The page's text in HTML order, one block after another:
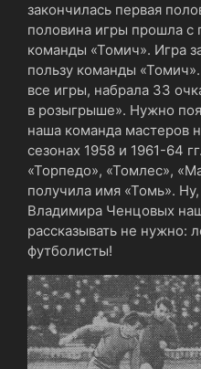
закончилась первая
половина игры прошла
команды «Томич». Игра
пользу команды
все игры, набрала 33
в розыгрыше». Нужно
наша команда мастеров
сезонах 1958 и 1961-64
«Торпедо», «Томлес»,
получила имя «Томь».
Владимира Ченцовых
рассказывать не нужно:
футболисты!